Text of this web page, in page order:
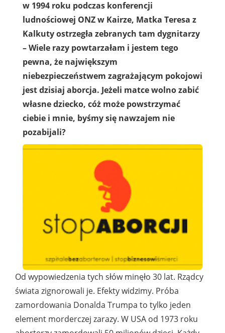
w 1994 roku podczas konferencji
ludnościowej ONZ w Kairze, Matka Teresa z
Kalkuty ostrzegła zebranych tam dygnitarzy
– Wiele razy powtarzałam i jestem tego
pewna, że największym
niebezpieczeństwem zagrażającym pokojowi
jest dzisiaj aborcja. Jeżeli matce wolno zabić
własne dziecko, cóż może powstrzymać
ciebie i mnie, byśmy się nawzajem nie
pozabijali?
Od wypowiedzenia tych słów minęło 30 lat. Rządcy
świata zignorowali je. Efekty widzimy. Próba
zamordowania Donalda Trumpa to tylko jeden
element morderczej zarazy. W USA od 1973 roku